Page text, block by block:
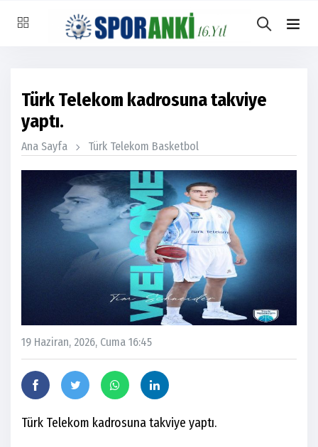
Türk Telekom kadrosuna takviye
yaptı.
Ana Sayfa Türk Telekom Basketbol
19 Haziran, 2026, Cuma 16:45
Türk Telekom kadrosuna takviye yaptı.